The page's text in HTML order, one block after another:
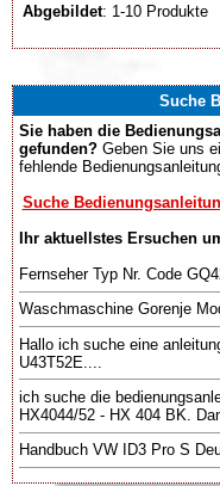
Abgebildet: 1-10 Produkte
Suche
Sie haben die
gefunden? Geben Sie uns
fehlende
Suche
Ihr aktuellstes Ersuchen
Fernseher Typ Nr. Code
Waschmaschine Gorenje
Hallo ich suche eine
U43T52E....
ich suche die
HX4044/52 - HX 404 BK.
Handbuch VW ID3 Pro S